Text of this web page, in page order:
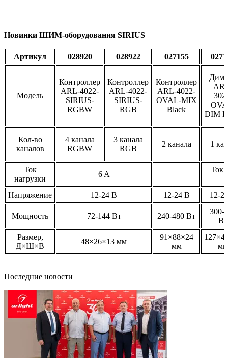
Новинки ШИМ-оборудования SIRIUS
Артикул 028920 028922 027155
Модель
Контроллер
ARL-4022-
SIRIUS-
RGBW
Контроллер
ARL-4022-
SIRIUS-
RGB
Контроллер
ARL-4022-
OVAL-MIX
Black
DIM
Кол-во
каналов
4 канала
RGBW
3 канала
RGB
2 канала 1
Ток
нагрузки
6 A
Ток
Напряжение
12-24 В 12-24 В 12-
Мощность 72-144 Вт 240-480 Вт
300-
Вт
Размер,
Д×Ш×В
48×26×13 мм
91×88×24
мм
мм
Последние новости